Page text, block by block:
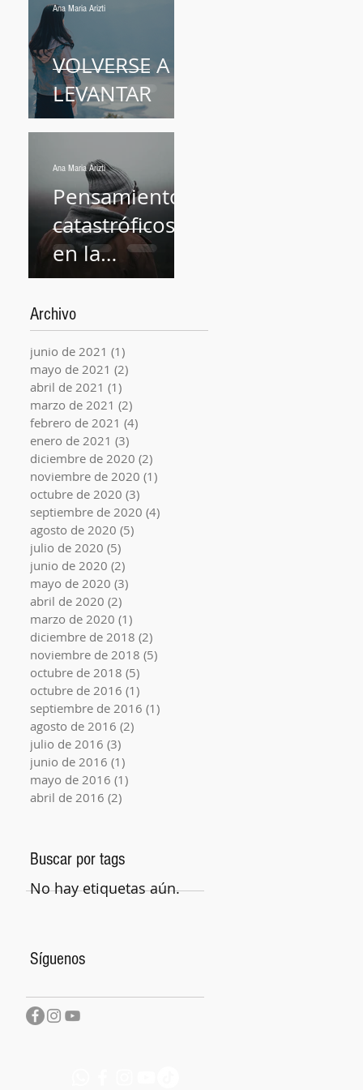
VOLVERSE A
LEVANTAR
Ana Maria Arizti
Pensamientos
catastróficos
en la
Pandemia.
Ana Maria Arizti
Archivo
junio de 2021 (1)
mayo de 2021 (2)
abril de 2021 (1)
marzo de 2021 (2)
febrero de 2021 (4)
enero de 2021 (3)
diciembre de 2020 (2)
noviembre de 2020 (1)
octubre de 2020 (3)
septiembre de 2020 (4)
agosto de 2020 (5)
julio de 2020 (5)
junio de 2020 (2)
mayo de 2020 (3)
abril de 2020 (2)
marzo de 2020 (1)
diciembre de 2018 (2)
noviembre de 2018 (5)
octubre de 2018 (5)
octubre de 2016 (1)
septiembre de 2016 (1)
agosto de 2016 (2)
julio de 2016 (3)
junio de 2016 (1)
mayo de 2016 (1)
abril de 2016 (2)
Buscar por tags
No hay etiquetas aún.
Síguenos